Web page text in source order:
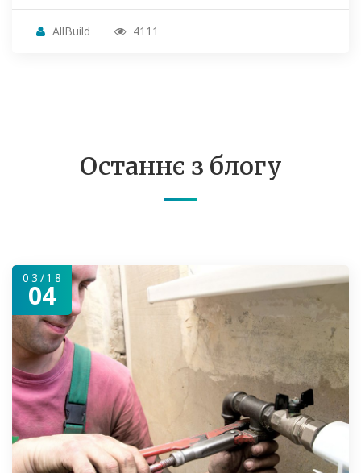
AllBuild 4111
Останнє з блогу
03/18
04